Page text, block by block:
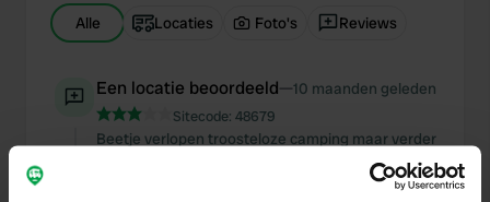
Alle Locaties Foto's Reviews
Een locatie beoordeeld—10 maanden geleden
Sitecode: 48679
Beetje verlopen troosteloze camping maar verder
goede staanplaats en perfect santair Heel op de
app staat 23 euro met acsi kaart maar daar werdt